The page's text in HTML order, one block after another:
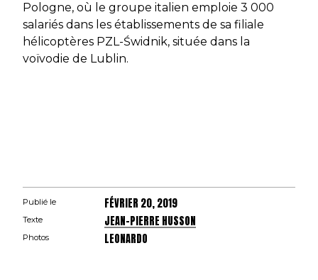
Pologne, où le groupe italien emploie 3 000
salariés dans les établissements de sa filiale
hélicoptères PZL-Świdnik, située dans la
voïvodie de Lublin.
Publié le FÉVRIER 20, 2019
Texte JEAN-PIERRE HUSSON
Photos LEONARDO